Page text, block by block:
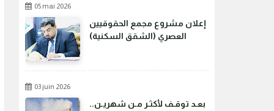
05 mai 2026
إعلان مشروع مجمع الحقوقيين
العصري (الشقق السكنية)
03 juin 2026
بعـد توقـف لأكثـر مـن شهريـن..